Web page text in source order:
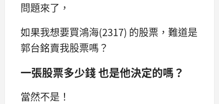
問題來了，
如果我想要買鴻海(2317) 的股票，難道是
郭台銘賣我股票嗎？
一張股票多少錢 也是他決定的嗎？
當然不是！